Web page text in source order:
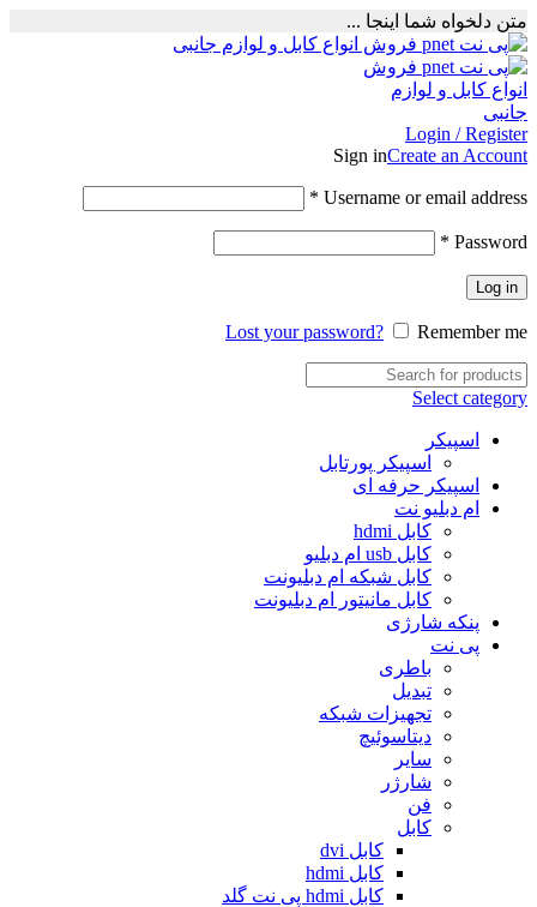
متن دلخواه شما اینجا ...
Login / Register
Sign inCreate an Account
Username or email address
*
Password
*
Log in
Lost your password? Remember me
Select category
اسپیکر
اسپیکر پورتابل
اسپیکر حرفه ای
ام دبلیو نت
کابل hdmi
کابل usb ام دبلیو
کابل شبکه ام دبلیونت
کابل مانیتور ام دبلیونت
پنکه شارژی
پی نت
باطری
تبدیل
تجهیزات شبکه
دیتاسوئیچ
سایر
شارژر
فن
کابل
کابل dvi
کابل hdmi
کابل hdmi پی نت گلد